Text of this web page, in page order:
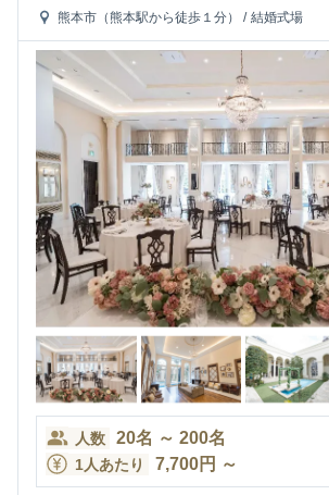
熊本市（熊本駅から徒歩１分） / 結婚式場
人数 20名 ～ 200名
1人あたり 7,700円 ～